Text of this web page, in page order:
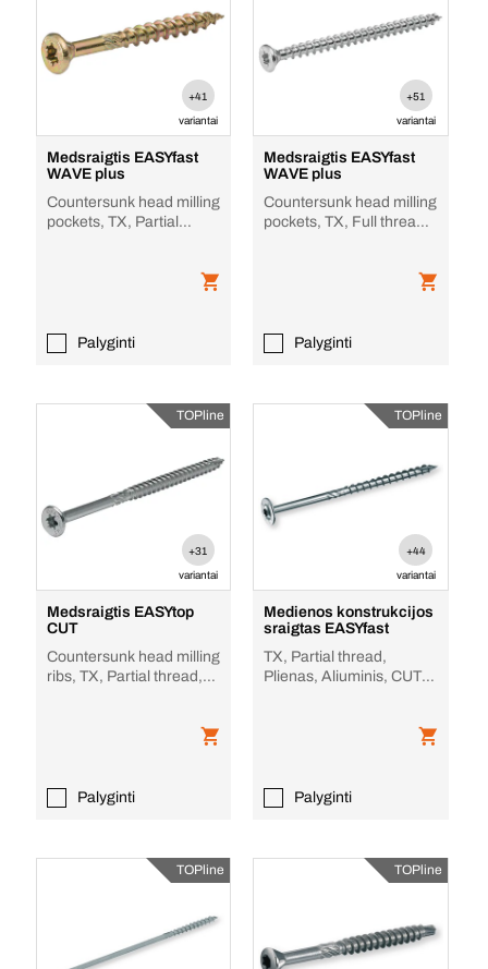
+41
variantai
Medsraigtis EASYfast
WAVE plus
Countersunk head milling
pockets, TX, Partial
Palyginti
+51
variantai
Medsraigtis EASYfast
WAVE plus
Countersunk head milling
pockets, TX, Full thread,
Palyginti
TOPline
+31
variantai
Medsraigtis EASYtop
CUT
Countersunk head milling
ribs, TX, Partial thread,
Palyginti
TOPline
+44
variantai
Medienos konstrukcijos
sraigtas EASYfast
TX, Partial thread,
Plienas, Aliuminis, CUT
Palyginti
TOPline TOPline